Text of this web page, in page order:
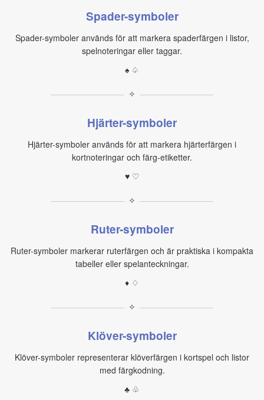
Spader-symboler
Spader-symboler används för att markera spaderfärgen i listor,
spelnoteringar eller taggar.
♠ ♤
✧
Hjärter-symboler
Hjärter-symboler används för att markera hjärterfärgen i
kortnoteringar och färg‑etiketter.
♥ ♡
✧
Ruter-symboler
Ruter-symboler markerar ruterfärgen och är praktiska i kompakta
tabeller eller spelanteckningar.
♦ ♢
✧
Klöver-symboler
Klöver-symboler representerar klöverfärgen i kortspel och listor
med färgkodning.
♣ ♧